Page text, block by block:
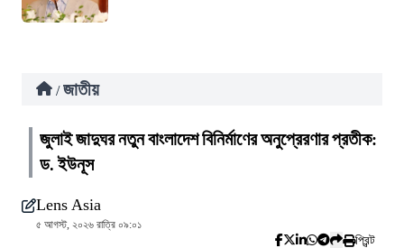
/ জাতীয়
জুলাই জাদুঘর নতুন বাংলাদেশ বিনির্মাণের অনুপ্রেরণার প্রতীক:
ড. ইউনূস
Lens Asia
৫ আগস্ট, ২০২৬ রাত্রি ০৯:০১
প্রিন্ট